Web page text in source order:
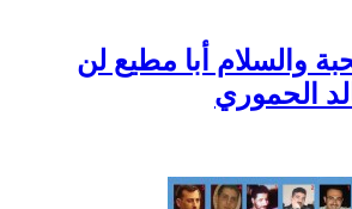
والسلام أبا مطيع لن
الحموري